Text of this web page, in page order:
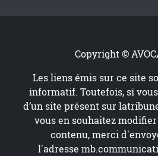
Copyright ©
Les liens émis sur ce site
informatif. Toutefois, si
d’un site présent sur
vous en souhaitez
contenu, merci
l'adresse